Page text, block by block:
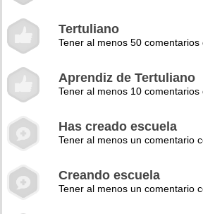
Tertuliano
Tener al menos 50 comentarios
Aprendiz de Tertuliano
Tener al menos 10 comentarios
Has creado escuela
Tener al menos un comentario
Creando escuela
Tener al menos un comentario